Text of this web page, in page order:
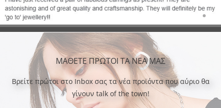
ΜΑΘΕΤΕ ΠΡΩΤΟΙ ΤΑ ΝΕΑ ΜΑΣ
Bρείτε πρώτοι στο Inbox σας τα νέα προϊόντα που αύριο θα
γίνουν talk of the town!